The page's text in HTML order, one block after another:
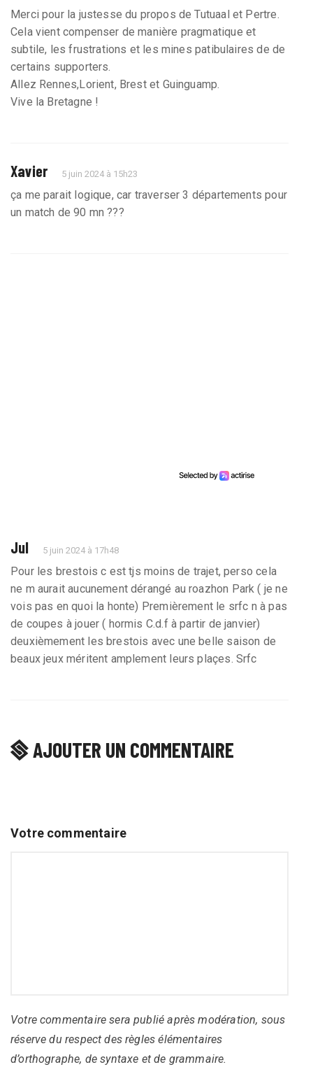
Merci pour la justesse du propos de Tutuaal et Pertre.
Cela vient compenser de manière pragmatique et
subtile, les frustrations et les mines patibulaires de de
certains supporters.
Allez Rennes,Lorient, Brest et Guinguamp.
Vive la Bretagne !
Xavier 5 juin 2024 à 15h23
ça me parait logique, car traverser 3 départements pour
un match de 90 mn ???
Jul 5 juin 2024 à 17h48
Pour les brestois c est tjs moins de trajet, perso cela
ne m aurait aucunement dérangé au roazhon Park ( je ne
vois pas en quoi la honte) Premièrement le srfc n à pas
de coupes à jouer ( hormis C.d.f à partir de janvier)
deuxièmement les brestois avec une belle saison de
beaux jeux méritent amplement leurs plaçes. Srfc
AJOUTER UN COMMENTAIRE
Votre commentaire
Votre commentaire sera publié après modération, sous
réserve du respect des règles élémentaires
d’orthographe, de syntaxe et de grammaire.